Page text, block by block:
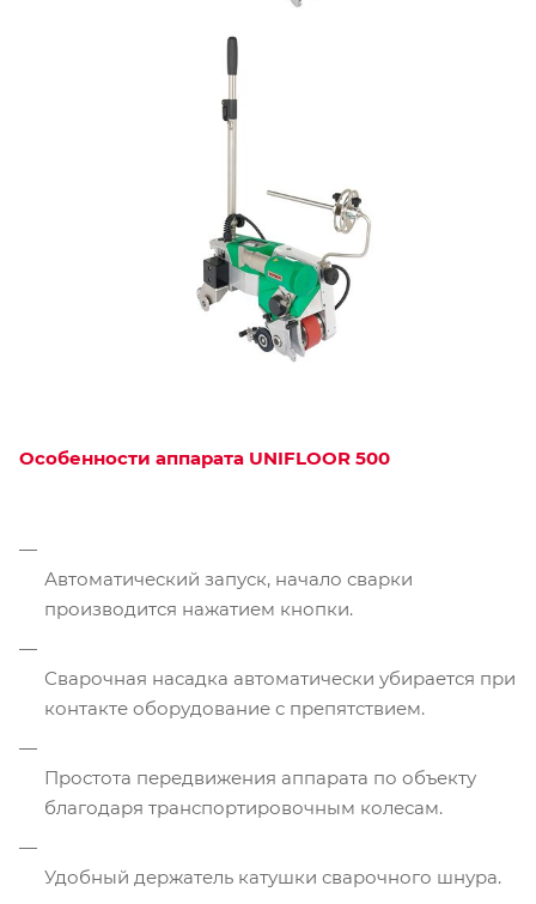
Особенности аппарата UNIFLOOR 500
Автоматический запуск, начало сварки
производится нажатием кнопки.
Сварочная насадка автоматически убирается при
контакте оборудование с препятствием.
Простота передвижения аппарата по объекту
благодаря транспортировочным колесам.
Удобный держатель катушки сварочного шнура.